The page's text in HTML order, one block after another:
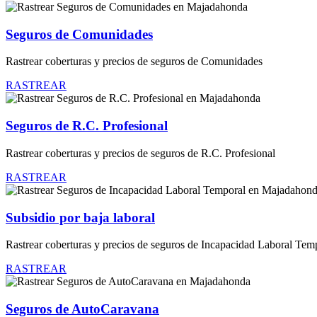
Seguros de Comunidades
Rastrear coberturas y precios de seguros de Comunidades
RASTREAR
Seguros de R.C. Profesional
Rastrear coberturas y precios de seguros de R.C. Profesional
RASTREAR
Subsidio por baja laboral
Rastrear coberturas y precios de seguros de Incapacidad Laboral
RASTREAR
Seguros de AutoCaravana